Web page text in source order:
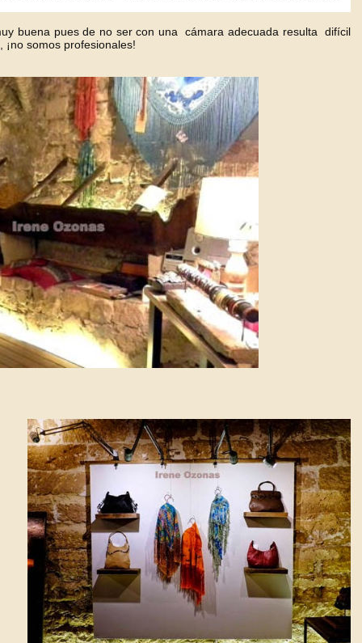
buena pues de no ser con una cámara adecuada resulta difícil
somos profesionales!